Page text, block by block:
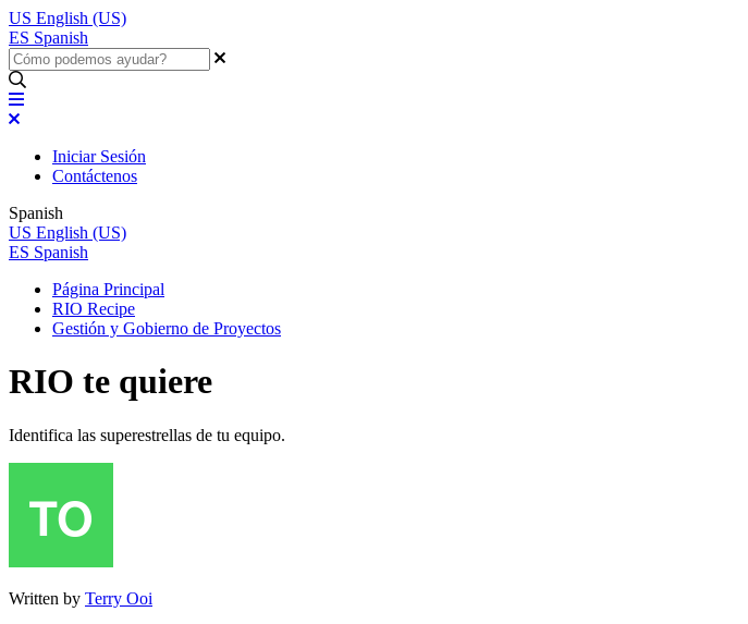
US English (US)
ES Spanish
Iniciar Sesión
Contáctenos
Spanish
US English (US)
ES Spanish
Página Principal
RIO Recipe
Gestión y Gobierno de Proyectos
RIO te quiere
Identifica las superestrellas de tu equipo.
Written by Terry Ooi